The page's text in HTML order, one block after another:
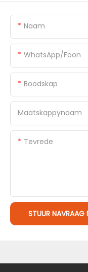
Naam
WhatsApp/foon
Boodskap
Maatskappynaam
Tevrede
STUUR NAVRAAG